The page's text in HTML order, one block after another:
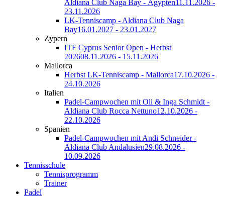
Aldiana Club Naga Bay - Ägypten11.11.2026 -
23.11.2026
LK-Tenniscamp - Aldiana Club Naga
Bay16.01.2027 - 23.01.2027
Zypern
ITF Cyprus Senior Open - Herbst
202608.11.2026 - 15.11.2026
Mallorca
Herbst LK-Tenniscamp - Mallorca17.10.2026 -
24.10.2026
Italien
Padel-Campwochen mit Oli & Inga Schmidt -
Aldiana Club Rocca Nettuno12.10.2026 -
22.10.2026
Spanien
Padel-Campwochen mit Andi Schneider -
Aldiana Club Andalusien29.08.2026 -
10.09.2026
Tennisschule
Tennisprogramm
Trainer
Padel